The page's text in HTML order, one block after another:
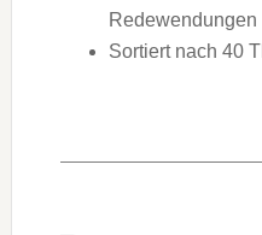
Sortiert nach 40